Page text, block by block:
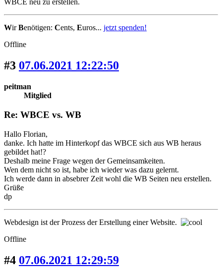
WBCE neu zu erstellen.
WirBenötigen: Cents, Euros... jetzt spenden!
Offline
#3 07.06.2021 12:22:50
peitman
Mitglied
Re: WBCE vs. WB
Hallo Florian,
danke. Ich hatte im Hinterkopf das WBCE sich aus WB heraus
gebildet hat!?
Deshalb meine Frage wegen der Gemeinsamkeiten.
Wen dem nicht so ist, habe ich wieder was dazu gelernt.
Ich werde dann in absebrer Zeit wohl die WB Seiten neu erstellen.
Grüße
dp
Webdesign ist der Prozess der Erstellung einer Website.
Offline
#4 07.06.2021 12:29:59